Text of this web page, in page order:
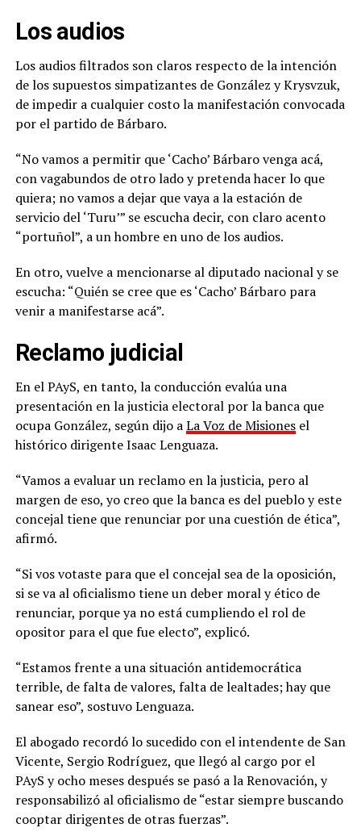
Los audios
Los audios filtrados son claros respecto de la intención
de los supuestos simpatizantes de González y Krysvzuk,
de impedir a cualquier costo la manifestación convocada
por el partido de Bárbaro.
“No vamos a permitir que ‘Cacho’ Bárbaro venga acá,
con vagabundos de otro lado y pretenda hacer lo que
quiera; no vamos a dejar que vaya a la estación de
servicio del ‘Turu’” se escucha decir, con claro acento
“portuñol”, a un hombre en uno de los audios.
En otro, vuelve a mencionarse al diputado nacional y se
escucha: “Quién se cree que es ‘Cacho’ Bárbaro para
venir a manifestarse acá”.
Reclamo judicial
En el PAyS, en tanto, la conducción evalúa una
presentación en la justicia electoral por la banca que
ocupa González, según dijo aLa Voz de Misionesel
histórico dirigente Isaac Lenguaza.
“Vamos a evaluar un reclamo en la justicia, pero al
margen de eso, yo creo que la banca es del pueblo y este
concejal tiene que renunciar por una cuestión de ética”,
afirmó.
“Si vos votaste para que el concejal sea de la oposición,
si se va al oficialismo tiene un deber moral y ético de
renunciar, porque ya no está cumpliendo el rol de
opositor para el que fue electo”, explicó.
“Estamos frente a una situación antidemocrática
terrible, de falta de valores, falta de lealtades; hay que
sanear eso”, sostuvo Lenguaza.
El abogado recordó lo sucedido con el intendente de San
Vicente, Sergio Rodríguez, que llegó al cargo por el
PAyS y ocho meses después se pasó a la Renovación, y
responsabilizó al oficialismo de “estar siempre buscando
cooptar dirigentes de otras fuerzas”.